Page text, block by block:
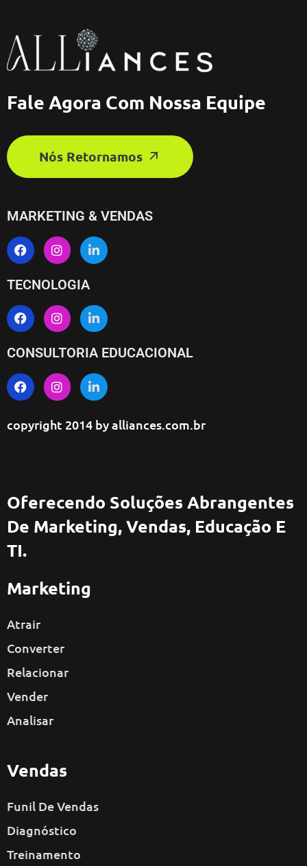
Fale Agora Com Nossa Equipe
Nós Retornamos
MARKETING & VENDAS
TECNOLOGIA
CONSULTORIA EDUCACIONAL
copyright 2014 byalliances.com.br
Oferecendo Soluções Abrangentes
De Marketing, Vendas, Educação E
TI.
Marketing
Atrair
Converter
Relacionar
Vender
Analisar
Vendas
Funil De Vendas
Diagnóstico
Treinamento